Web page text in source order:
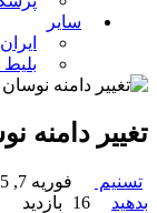
سایر
تغییر دامنه
تسنیم فوریه 7, 2025
بدهید
16 بازدید